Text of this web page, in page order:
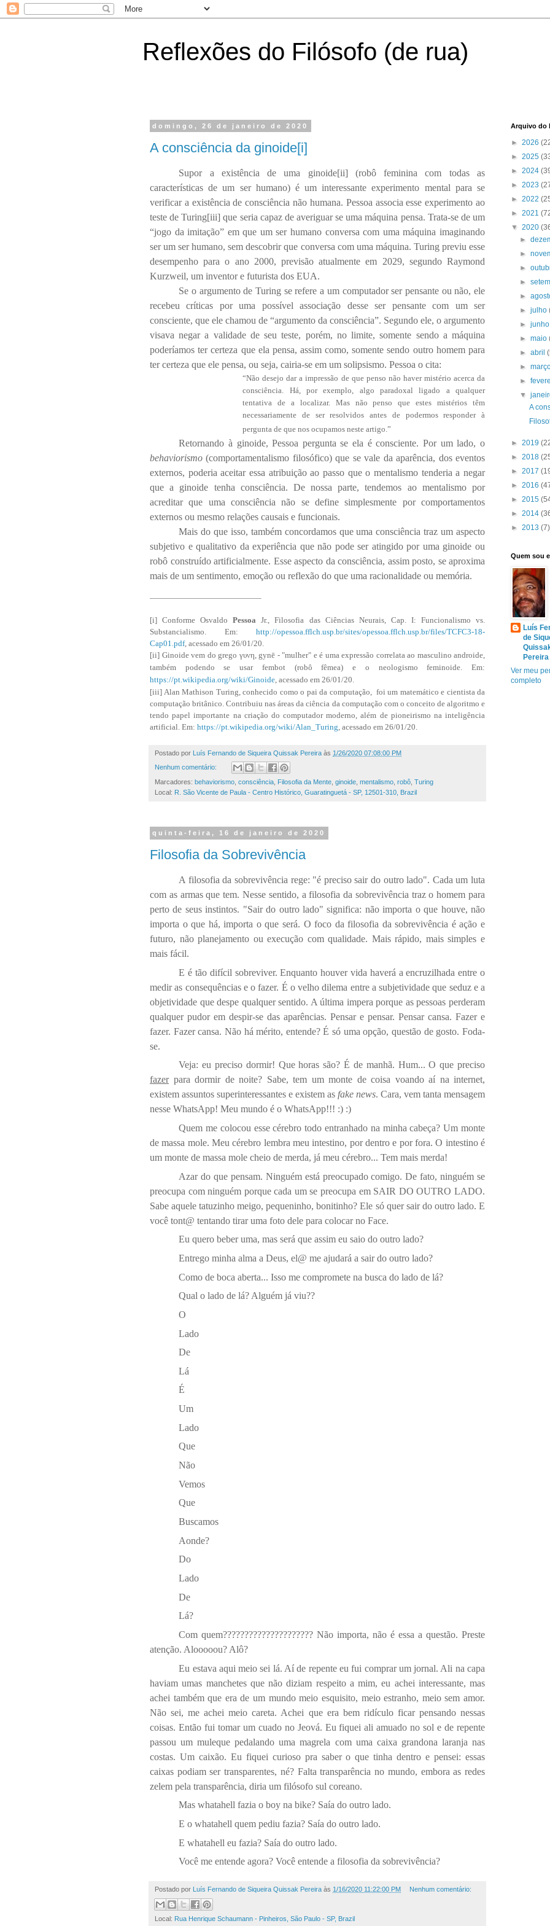
Reflexões do Filósofo (de rua)
domingo, 26 de janeiro de 2020
A consciência da ginoide[i]
Supor a existência de uma ginoide[ii] (robô feminina com todas as
características de um ser humano) é um interessante experimento mental para se
verificar a existência de consciência não humana. Pessoa associa esse experimento ao
teste de Turing[iii] que seria capaz de averiguar se uma máquina pensa. Trata-se de um
“jogo da imitação” em que um ser humano conversa com uma máquina imaginando
ser um ser humano, sem descobrir que conversa com uma máquina. Turing previu esse
desempenho para o ano 2000, previsão atualmente em 2029, segundo Raymond
Kurzweil, um inventor e futurista dos EUA.
Se o argumento de Turing se refere a um computador ser pensante ou não, ele
recebeu críticas por uma possível associação desse ser pensante com um ser
consciente, que ele chamou de “argumento da consciência”. Segundo ele, o argumento
visava negar a validade de seu teste, porém, no limite, somente sendo a máquina
poderíamos ter certeza que ela pensa, assim como, somente sendo outro homem para
ter certeza que ele pensa, ou seja, cairia-se em um solipsismo. Pessoa o cita:
“Não desejo dar a impressão de que penso não haver mistério acerca da
consciência. Há, por exemplo, algo paradoxal ligado a qualquer
tentativa de a localizar. Mas não penso que estes mistérios têm
necessariamente de ser resolvidos antes de podermos responder à
pergunta de que nos ocupamos neste artigo.”
Retornando à ginoide, Pessoa pergunta se ela é consciente. Por um lado, o
behaviorismo (comportamentalismo filosófico) que se vale da aparência, dos eventos
externos, poderia aceitar essa atribuição ao passo que o mentalismo tenderia a negar
que a ginoide tenha consciência. De nossa parte, tendemos ao mentalismo por
acreditar que uma consciência não se define simplesmente por comportamentos
externos ou mesmo relações causais e funcionais.
Mais do que isso, também concordamos que uma consciência traz um aspecto
subjetivo e qualitativo da experiência que não pode ser atingido por uma ginoide ou
robô construído artificialmente. Esse aspecto da consciência, assim posto, se aproxima
mais de um sentimento, emoção ou reflexão do que uma racionalidade ou memória.
[i] Conforme OsvaldoPessoa Jr., Filosofia das Ciências Neurais, Cap. I: Funcionalismo vs.
Substancialismo. Em: http://opessoa.fflch.usp.br/sites/opessoa.fflch.usp.br/files/TCFC3-18-
Cap01.pdf, acessado em 26/01/20.
[ii] Ginoide vem do grego γυνη, gynē - "mulher" e é uma expressão correlata ao masculino androide,
também podendo se usar fembot (robô fêmea) e o neologismo feminoide. Em:
https://pt.wikipedia.org/wiki/Ginoide , acessado em 26/01/20.
[iii] Alan Mathison Turing, conhecido como o pai da computação,
foi um matemático e cientista da
computação britânico. Contribuiu nas áreas da ciência da computação com o conceito de algoritmo e
tendo papel importante na criação do computador moderno, além de pioneirismo na inteligência
artificial. Em: https://pt.wikipedia.org/wiki/Alan_Turing , acessado em 26/01/20.
Postado por Luís Fernando de Siqueira Quissak Pereira às 1/26/2020 07:08:00 PM
Nenhum comentário:
Marcadores: behaviorismo consciência Filosofia da Mente ginoide mentalismo robô Turing
Local: R. São Vicente de Paula - Centro Histórico, Guaratinguetá - SP, 12501-310, Brazil
quinta-feira, 16 de janeiro de 2020
Filosofia da Sobrevivência
A filosofia da sobrevivência rege: "é preciso sair do outro lado". Cada um luta
com as armas que tem. Nesse sentido, a filosofia da sobrevivência traz o homem para
perto de seus instintos. "Sair do outro lado" significa: não importa o que houve, não
importa o que há, importa o que será. O foco da filosofia da sobrevivência é ação e
futuro, não planejamento ou execução com qualidade. Mais rápido, mais simples e
mais fácil.
E é tão difícil sobreviver. Enquanto houver vida haverá a encruzilhada entre o
medir as consequências e o fazer. É o velho dilema entre a subjetividade que seduz e a
objetividade que despe qualquer sentido. A última impera porque as pessoas perderam
qualquer pudor em despir-se das aparências. Pensar e pensar. Pensar cansa. Fazer e
fazer. Fazer cansa. Não há mérito, entende? É só uma opção, questão de gosto. Foda-
se.
Veja: eu preciso dormir! Que horas são? É de manhã. Hum... O que preciso
fazerpara dormir de noite? Sabe, tem um monte de coisa voando aí na internet,
existem assuntos superinteressantes e existem as fake news. Cara, vem tanta mensagem
nesse WhatsApp! Meu mundo é o WhatsApp!!! :) :)
Quem me colocou esse cérebro todo entranhado na minha cabeça? Um monte
de massa mole. Meu cérebro lembra meu intestino, por dentro e por fora. O intestino é
um monte de massa mole cheio de merda, já meu cérebro... Tem mais merda!
Azar do que pensam. Ninguém está preocupado comigo. De fato, ninguém se
preocupa com ninguém porque cada um se preocupa em SAIR DO OUTRO LADO.
Sabe aquele tatuzinho meigo, pequeninho, bonitinho? Ele só quer sair do outro lado. E
você tont@ tentando tirar uma foto dele para colocar no Face.
Eu quero beber uma, mas será que assim eu saio do outro lado?
Entrego minha alma a Deus, el@ me ajudará a sair do outro lado?
Como de boca aberta... Isso me compromete na busca do lado de lá?
Qual o lado de lá? Alguém já viu??
O
Lado
De
Lá
É
Um
Lado
Que
Não
Vemos
Que
Buscamos
Aonde?
Do
Lado
De
Lá?
Com quem????????????????????? Não importa, não é essa a questão. Preste
atenção. Alooooou? Alô?
Eu estava aqui meio sei lá. Aí de repente eu fui comprar um jornal. Ali na capa
haviam umas manchetes que não diziam respeito a mim, eu achei interessante, mas
achei também que era de um mundo meio esquisito, meio estranho, meio sem amor.
Não sei, me achei meio careta. Achei que era bem ridículo ficar pensando nessas
coisas. Então fui tomar um cuado no Jeová. Eu fiquei ali amuado no sol e de repente
passou um muleque pedalando uma magrela com uma caixa grandona laranja nas
costas. Um caixão. Eu fiquei curioso pra saber o que tinha dentro e pensei: essas
caixas podiam ser transparentes, né? Falta transparência no mundo, embora as redes
zelem pela transparência, diria um filósofo sul coreano.
Mas whatahell fazia o boy na bike? Saía do outro lado.
E o whatahell quem pediu fazia? Saía do outro lado.
E whatahell eu fazia? Saía do outro lado.
Você me entende agora? Você entende a filosofia da sobrevivência?
Postado por Luís Fernando de Siqueira Quissak Pereira às 1/16/2020 11:22:00 PM Nenhum comentário:
Local: Rua Henrique Schaumann - Pinheiros, São Paulo - SP, Brazil
Arquivo do
► 2026
► 2025
► 2024
► 2023
► 2022
► 2021
▼ 2020
►
►
►
►
►
►julho
►
►maio
►abril
►
►
▼
A
► 2019
► 2018
► 2017
► 2016
► 2015
► 2014
► 2013 (7)
Quem sou
Luís
de
Pereira
Ver meu
completo